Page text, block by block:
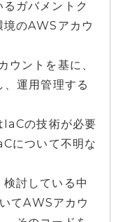
ガバメントク
境のAWSアカウ
ウントを基に、
運用管理する
IaCの技術が必要
について不明な
討している中
てAWSアカウ